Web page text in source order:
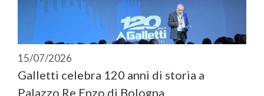
15/07/2026
Galletti celebra 120 anni di storia a
Palazzo Re Enzo di Bologna